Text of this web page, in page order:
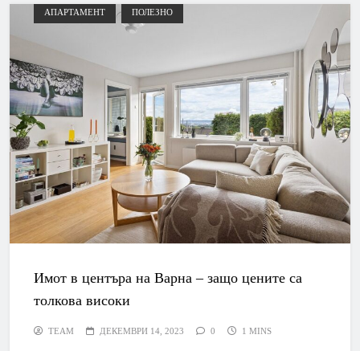
АПАРТАМЕНТ ПОЛЕЗНО
Имот в центъра на Варна – защо цените са
толкова високи
TEAM ДЕКЕМВРИ 14, 2023 0 1 MINS